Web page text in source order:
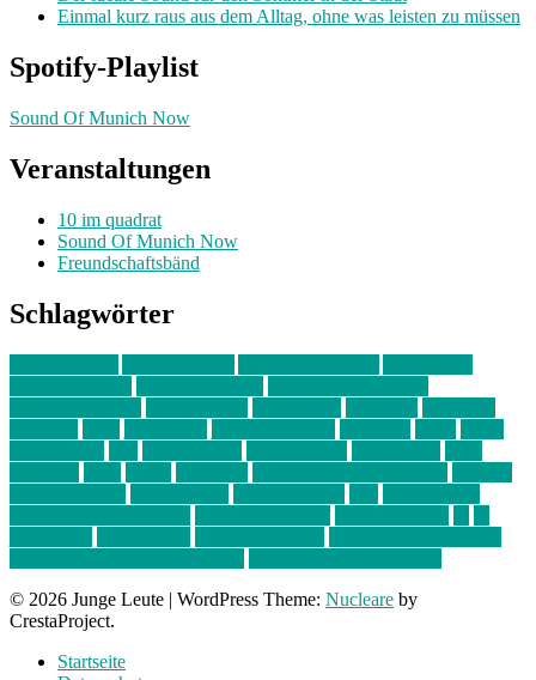
Einmal kurz raus aus dem Alltag, ohne was leisten zu müssen
Spotify-Playlist
Sound Of Munich Now
Veranstaltungen
10 im quadrat
Sound Of Munich Now
Freundschaftsbänd
Schlagwörter
© 2026 Junge Leute | WordPress Theme: Nucleare by
CrestaProject.
Startseite